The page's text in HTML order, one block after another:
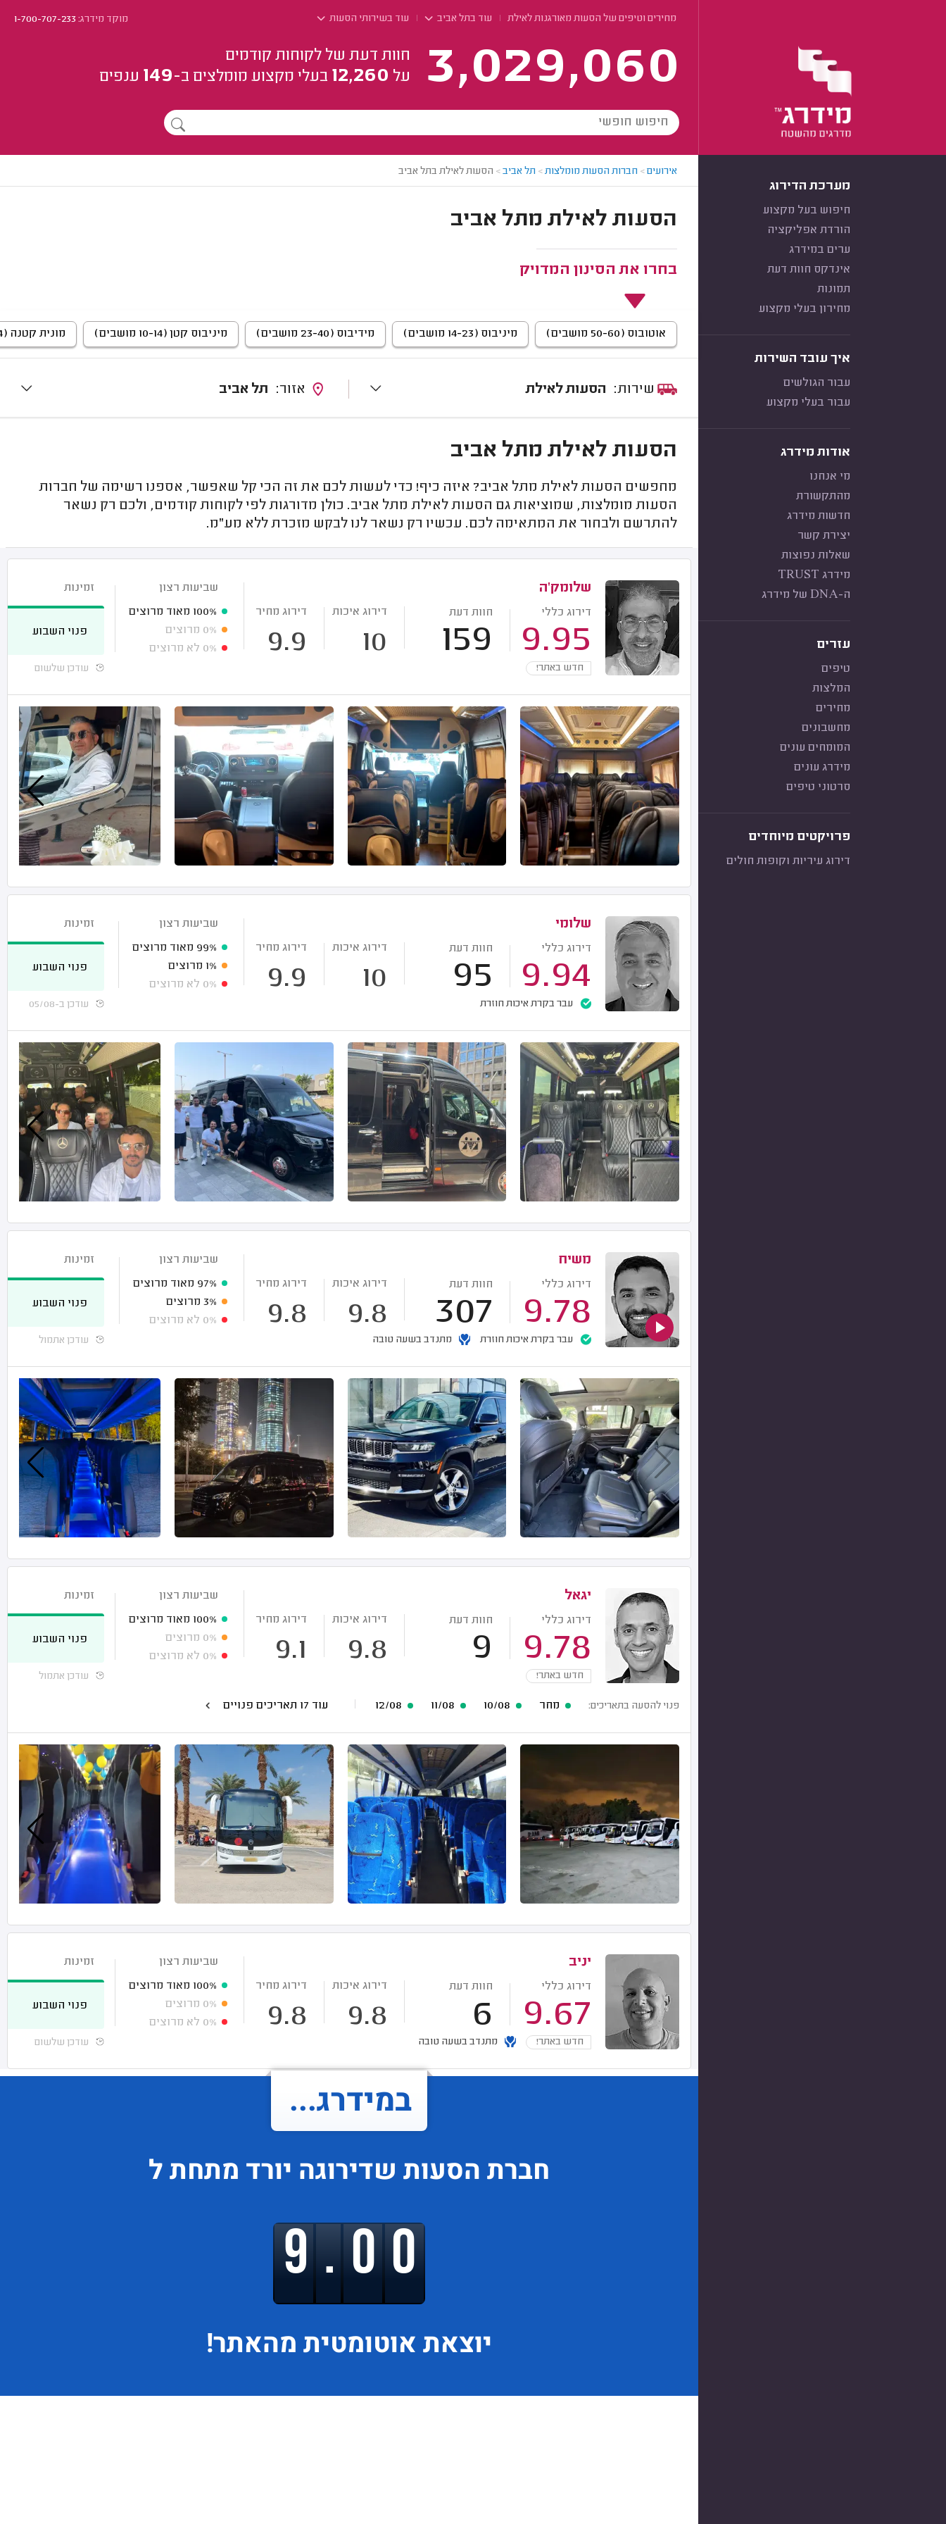
מחירים וטיפים של הסעות מאורגנות לאילת עוד בתל אביב עוד בשירותי הסעות מוקד מידרג:1-700-707-233
3,029,060
חוות דעת של לקוחות קודמים
על 12,260 בעלי מקצוע מומלצים ב-149 ענפים
מערכת הדירוג
חיפוש בעל מקצוע
הורדת אפליקציה
ערים במידרג
אינדקס חוות דעת
תמונות
מחירון בעלי מקצוע
איך עובד השירות
עבור הגולשים
עבור בעלי מקצוע
אודות מידרג
מי אנחנו
מהתקשורת
חדשות מידרג
יצירת קשר
שאלות נפוצות
מידרג TRUST
ה-DNA של מידרג
עזרים
טיפים
המלצות
מחירים
מחשבונים
המומחים עונים
מידרג עונים
סרטוני טיפים
פרויקטים מיוחדים
דירוג עיריות וקופות חולים
אירועים> חברות הסעות מומלצות> תל אביב> הסעות לאילת בתל אביב
הסעות לאילת מתל אביב
בחרו את הסינון המדויק
אוטובוס (50-60 מושבים) מיניבוס (14-23 מושבים) מידיבוס (23-40 מושבים) מיניבוס קטן (10-14 מושבים) מונית קטנה (4 מושבים)
הסעות לאילת תל אביב
הסעות לאילת מתל אביב
מחפשים הסעות לאילת מתל אביב? איזה כיף! כדי לעשות לכם את זה הכי קל שאפשר, אספנו רשימה של חברות
הסעות מומלצות, שמוציאות גם הסעות לאילת מתל אביב. כולן מדורגות לפי לקוחות קודמים, ולכם רק נשאר
להתרשם ולבחור את המתאימה לכם. עכשיו רק נשאר לנו לבקש מזכרת ללא מע"מ.
שלומק'ה
דירוג כללי
9.95
חוות דעת
159
דירוג איכות
10
דירוג מחיר
9.9
חדש באתר!
שביעות רצון
100% מאוד מרוצים
0% מרוצים
0% לא מרוצים
זמינות
פנוי השבוע
עודכן שלשום
שלומי
דירוג כללי
9.94
חוות דעת
95
דירוג איכות
10
דירוג מחיר
9.9
עבר בקרת איכות חוזרת
שביעות רצון
99% מאוד מרוצים
1% מרוצים
0% לא מרוצים
זמינות
פנוי השבוע
עודכן ב-05/08
משיח
דירוג כללי
9.78
חוות דעת
307
דירוג איכות
9.8
דירוג מחיר
9.8
עבר בקרת איכות חוזרת מתנדב בשעה טובה
שביעות רצון
97% מאוד מרוצים
3% מרוצים
0% לא מרוצים
זמינות
פנוי השבוע
עודכן אתמול
יגאל
דירוג כללי
9.78
חוות דעת
9
דירוג איכות
9.8
דירוג מחיר
9.1
חדש באתר!
שביעות רצון
100% מאוד מרוצים
0% מרוצים
0% לא מרוצים
זמינות
פנוי השבוע
עודכן אתמול
פנוי להסעה בתאריכים: מחר עוד 17 תאריכים פנויים
יניב
דירוג כללי
9.67
חוות דעת
6
דירוג איכות
9.8
דירוג מחיר
9.8
חדש באתר! מתנדב בשעה טובה
שביעות רצון
100% מאוד מרוצים
0% מרוצים
0% לא מרוצים
זמינות
פנוי השבוע
עודכן שלשום
במידרג...
חברת הסעות שדירוגה יורד מתחת ל
9.00
יוצאתאוטומטית מהאתר!